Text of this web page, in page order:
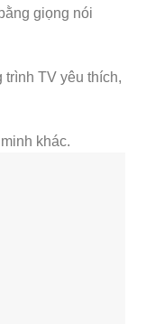
giọng nói
TV yêu thích,
khác.